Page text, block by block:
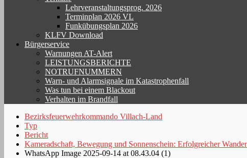
Lehrveranstaltungsprog. 2026
Terminplan 2026 VL
Funkübungsplan 2026
KLFV Download
Bürgerservice
Warnungen AT-Alert
LEISTUNGSBERICHTE
NOTRUFNUMMERN
Warn- und Alarmsignale im Katastrophenfall
Was tun bei einem Blackout
Verhalten im Brandfall
Bezirksfeuerwehrkommando Villach-Land
Typ
Bericht
Kameradschaft, Bewegung und Sonnenschein: Erfolgreicher
WhatsApp Image 2025-09-14 at 08.43.04 (1)